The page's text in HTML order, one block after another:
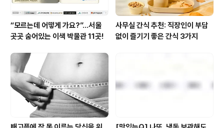
“모르는데 어떻게 가요?”...서울
곳곳 숨어있는 이색 박물관 11곳!
사무실 간식 추천: 직장인이 부담
없이 즐기기 좋은 간식 3가지